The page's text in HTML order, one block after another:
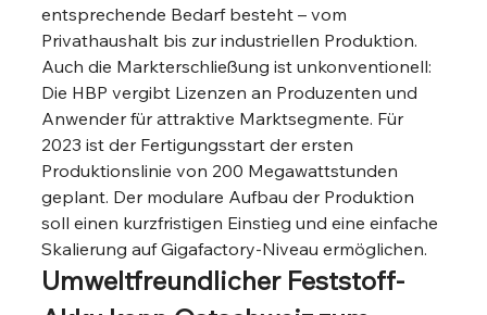
entsprechende Bedarf besteht – vom
Privathaushalt bis zur industriellen Produktion.
Auch die Markterschließung ist unkonventionell:
Die HBP vergibt Lizenzen an Produzenten und
Anwender für attraktive Marktsegmente. Für
2023 ist der Fertigungsstart der ersten
Produktionslinie von 200 Megawattstunden
geplant. Der modulare Aufbau der Produktion
soll einen kurzfristigen Einstieg und eine einfache
Skalierung auf Gigafactory-Niveau ermöglichen.
Umweltfreundlicher Feststoff-